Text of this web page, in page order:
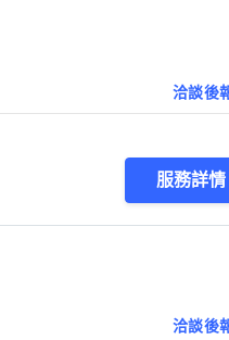
洽談後
服務詳情
洽談後